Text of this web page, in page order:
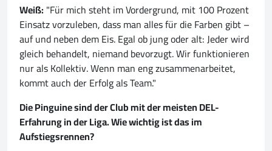
Weiß: "Für mich steht im Vordergrund, mit 100 Prozent
Einsatz vorzuleben, dass man alles für die Farben gibt –
auf und neben dem Eis. Egal ob jung oder alt: Jeder wird
gleich behandelt, niemand bevorzugt. Wir funktionieren
nur als Kollektiv. Wenn man eng zusammenarbeitet,
kommt auch der Erfolg als Team."
Die Pinguine sind der Club mit der meisten DEL-
Erfahrung in der Liga. Wie wichtig ist das im
Aufstiegsrennen?